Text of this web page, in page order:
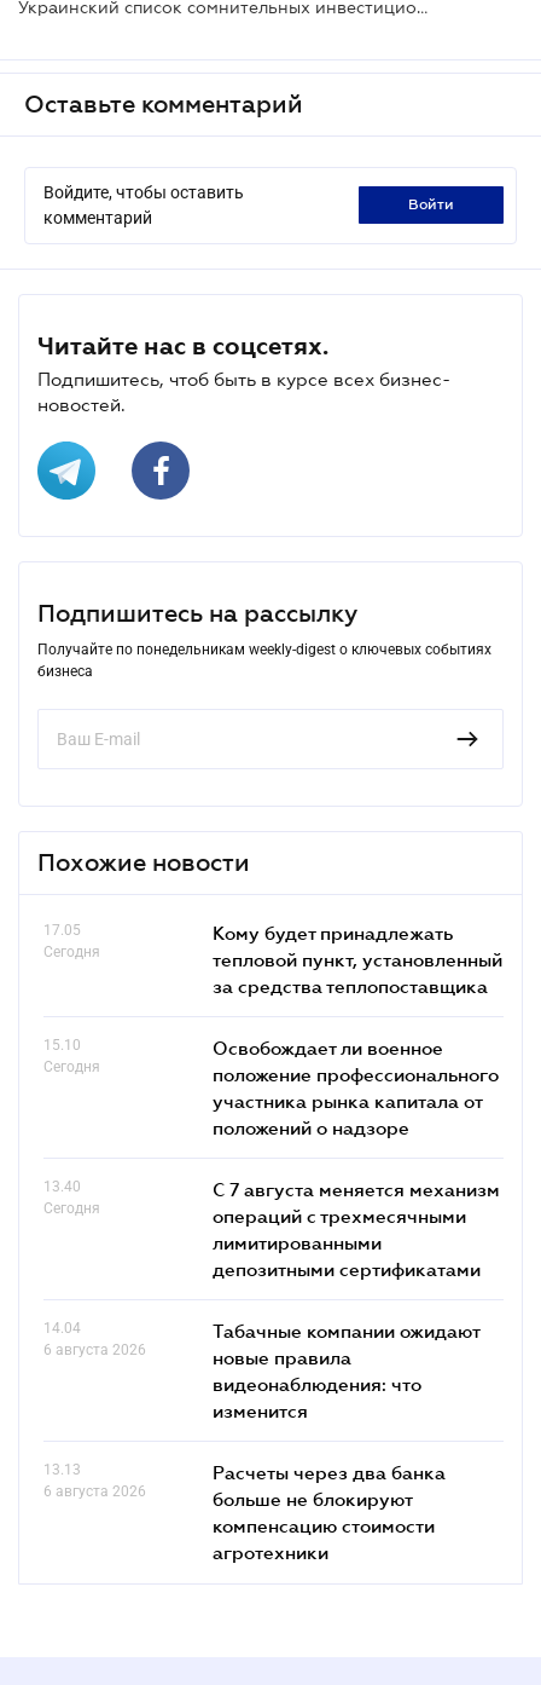
Украинский список сомнительных инвестиционных проектов включен в международный реестр
Оставьте комментарий
Войдите, чтобы оставить
комментарий
войти
Читайте нас в соцсетях.
Подпишитесь, чтоб быть в курсе всех бизнес-
новостей.
Подпишитесь на рассылку
Получайте по понедельникам weekly-digest о ключевых событиях
бизнеса
Похожие новости
17.05
Сегодня
Кому будет принадлежать
тепловой пункт, установленный
за средства теплопоставщика
15.10
Сегодня
Освобождает ли военное
положение профессионального
участника рынка капитала от
положений о надзоре
13.40
Сегодня
С 7 августа меняется механизм
операций с трехмесячными
лимитированными
депозитными сертификатами
14.04
6 августа 2026
Табачные компании ожидают
новые правила
видеонаблюдения: что
изменится
13.13
6 августа 2026
Расчеты через два банка
больше не блокируют
компенсацию стоимости
агротехники